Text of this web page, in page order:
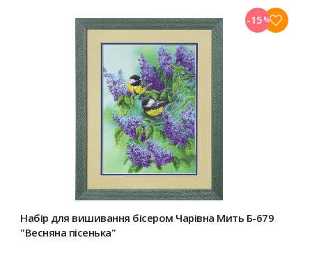
Набір для вишивання бісером Чарівна Мить Б-679
"Весняна пісенька"
-15%